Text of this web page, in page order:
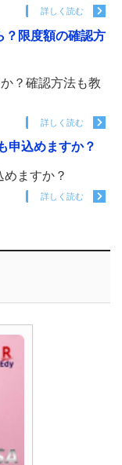
詳しく読む
？限度額の確認方
？確認方法も教
詳しく読む
申込めますか？
ますか？
詳しく読む